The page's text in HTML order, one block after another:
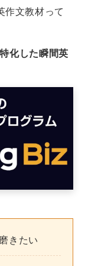
作文教材って
化した瞬間英
きたい